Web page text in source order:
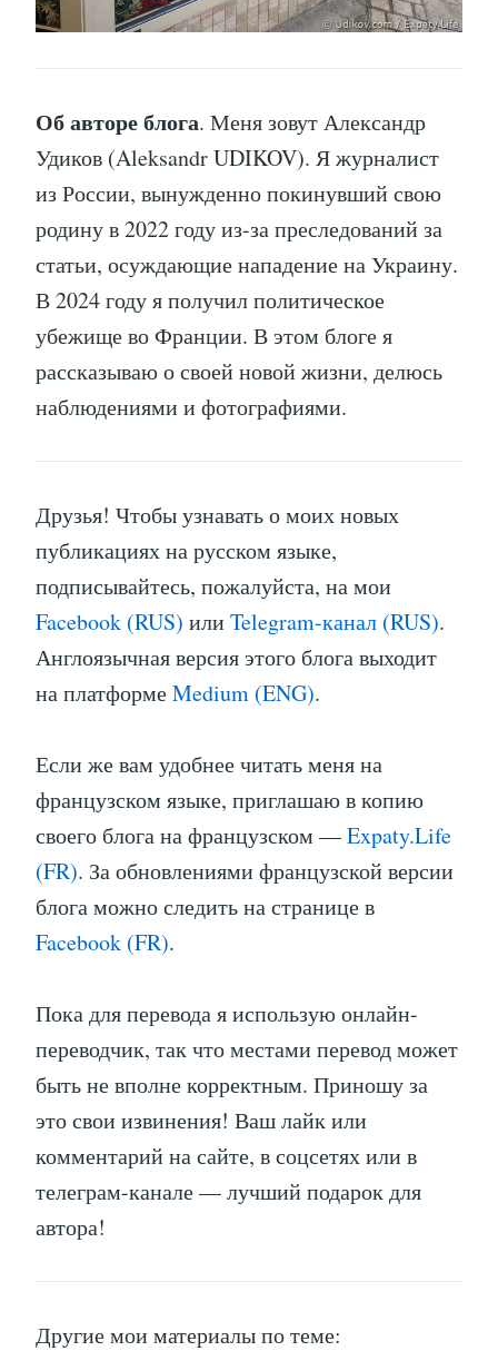
Об авторе блога. Меня зовут Александр
Удиков (Aleksandr UDIKOV). Я журналист
из России, вынужденно покинувший свою
родину в 2022 году из-за преследований за
статьи, осуждающие нападение на Украину.
В 2024 году я получил политическое
убежище во Франции. В этом блоге я
рассказываю о своей новой жизни, делюсь
наблюдениями и фотографиями.
Друзья! Чтобы узнавать о моих новых
публикациях на русском языке,
подписывайтесь, пожалуйста, на мои
Facebook (RUS) или Telegram-канал (RUS).
Англоязычная версия этого блога выходит
на платформеMedium (ENG).
Если же вам удобнее читать меня на
французском языке, приглашаю в копию
своего блога на французском —Expaty.Life
(FR). За обновлениями французской версии
блога можно следить на странице в
Facebook (FR).
Пока для перевода я использую онлайн-
переводчик, так что местами перевод может
быть не вполне корректным. Приношу за
это свои извинения! Ваш лайк или
комментарий на сайте, в соцсетях или в
телеграм-канале — лучший подарок для
автора!
Другие мои материалы по теме: